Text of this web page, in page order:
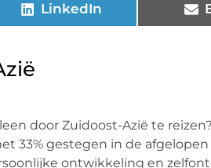
LinkedIn
door Zuidoost-Azië te
33% gestegen in de afgelopen
ontwikkeling en